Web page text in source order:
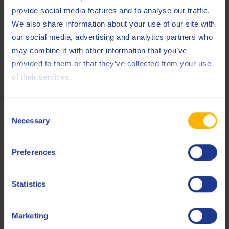
provide social media features and to analyse our traffic.
We also share information about your use of our site with
our social media, advertising and analytics partners who
may combine it with other information that you’ve
provided to them or that they’ve collected from your use
of their services.
Selection
Necessary
Preferences
Statistics
Marketing
Masterplan zur Renovierung für 100 Millionen
Zur Unterstützung des anspruchsvollen
Expansionsprogramms von Q8Oils in Europa und dem Rest
der ersten Runde, von 2007 bis 2009, wurden die Ladearme,
die Lagerhalle und das Basisöl-Tanklager renoviert, was eine
Investition von 30 Millionen Dollar darstellte. Von 2012 bis
2015 stellte Q8Oils weitere 70 Millionen Dollar zur
neuen Mischanlage und verbundenem Massenspeicher und